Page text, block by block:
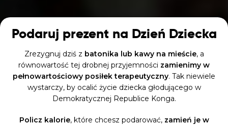
Podaruj prezent na Dzień Dziecka
Zrezygnuj dziś z batonika lub kawy na mieście, a
równowartość tej drobnej przyjemności zamienimy w
pełnowartościowy posiłek terapeutyczny. Tak niewiele
wystarczy, by ocalić życie dziecka głodującego w
Demokratycznej Republice Konga.
Policz kalorie, które chcesz podarować, zamień je w